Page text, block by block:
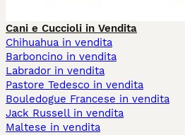
Cani e Cuccioli in Vendita
Chihuahua in vendita
Barboncino in vendita
Labrador in vendita
Pastore Tedesco in vendita
Bouledogue Francese in vendita
Jack Russell in vendita
Maltese in vendita